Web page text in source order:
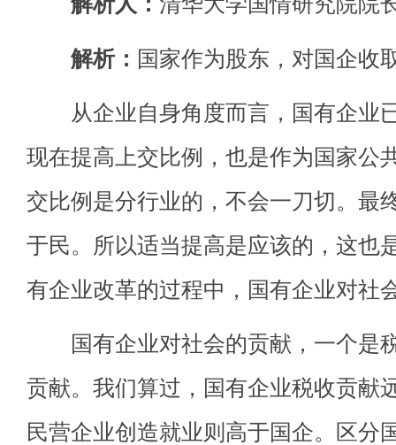
解析： 国家作为股东，对国企收
从企业自身角度而言，国有企业
现在提高上交比例，也是作为国家公
交比例是分行业的，不会一刀切。最
于民。所以适当提高是应该的，这也
有企业改革的过程中，国有企业对社
国有企业对社会的贡献，一个是
贡献。我们算过，国有企业税收贡献
民营企业创造就业则高于国企。区分